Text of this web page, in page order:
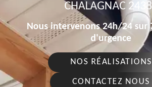
CHALAGNAC
Nous intervenons 24h/24 sur
d'urgence
NOS RÉALISATIONS
CONTACTEZ NOUS